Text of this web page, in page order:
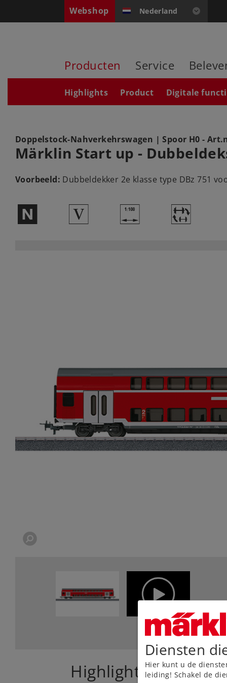
Webshop Nederland
Producten Service
Highlights Product Digitale
Doppelstock-Nahverkehrswagen | Spoor H0 -
Märklin Start up -
Voorbeeld: Dubbeldekker 2e klasse type DBz 751
$ 5 { ~
Highlights
Diensten
Hier kunt u de
leiding! Schakel de